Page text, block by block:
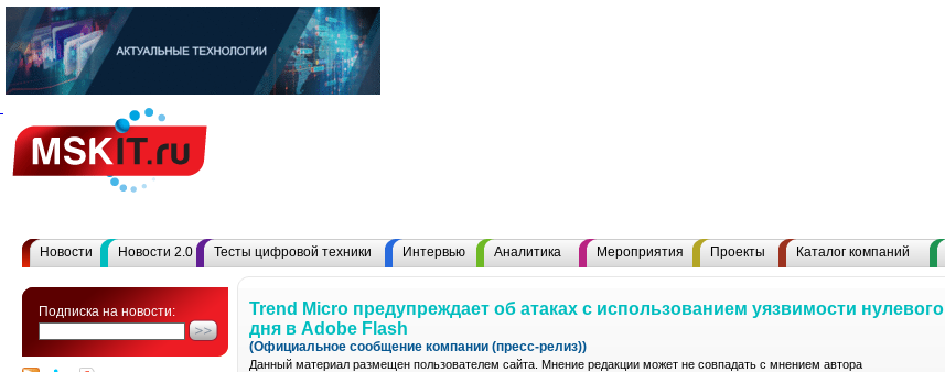
Новости Новости 2.0 Тесты цифровой техники Интервью Аналитика Мероприятия Проекты Каталог компаний
Подписка на новости:
Trend Micro предупреждает об атаках с использованием уязвимости нулевого
дня в Adobe Flash
(Официальное сообщение компании (пресс-релиз))
Данный материал размещен пользователем сайта. Мнение редакции может не совпадать с мнением автора